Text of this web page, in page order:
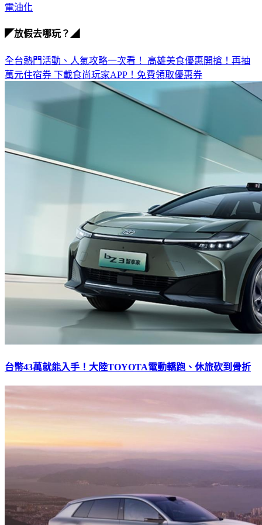
電油化
◤放假去哪玩？◢
全台熱門活動、人氣攻略一次看！ 高雄美食優惠開搶！再抽
萬元住宿券 下載食尚玩家APP！免費領取優惠券
台幣43萬就能入手！大陸TOYOTA電動轎跑、休旅砍到骨折